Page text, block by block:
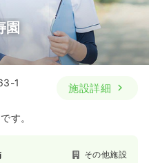
園
1 施設詳細
す。
その他施設